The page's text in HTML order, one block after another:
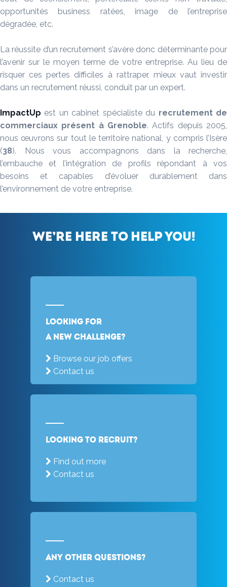
opportunités business ratées, image de l’entreprise
dégradée, etc.
La réussite d’un recrutement s’avère donc déterminante pour
l’avenir sur le moyen terme de votre entreprise. Au lieu de
risquer ces pertes difficiles à rattraper, mieux vaut investir
dans un recrutement réussi, conduit par un expert.
ImpactUp est un cabinet spécialiste du recrutement de
commerciaux présent à Grenoble. Actifs depuis 2005,
nous œuvrons sur tout le territoire national, y compris l’Isère
(38). Nous vous accompagnons dans la recherche,
l’embauche et l’intégration de profils répondant à vos
besoins et capables d’évoluer durablement dans
l’environnement de votre entreprise.
We’re here to help you!
Looking for
a new challenge?
Browse our job offers
Contact us
Looking to recruit?
Find out more
Contact us
Any other questions?
Contact us